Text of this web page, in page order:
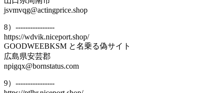
jsvmvqg@actingprice.shop
8）----------------
https://wdvik.niceport.shop/
GOODWEEBKSM と名乗る偽サイト
広島県安芸郡
npigqx@bornstatus.com
9）----------------